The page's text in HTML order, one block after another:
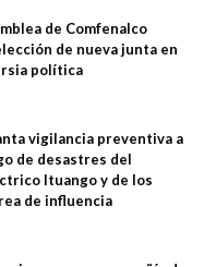
de Comfenalco
de nueva junta en
política
vigilancia preventiva a
de desastres del
Ituango y de los
de influencia